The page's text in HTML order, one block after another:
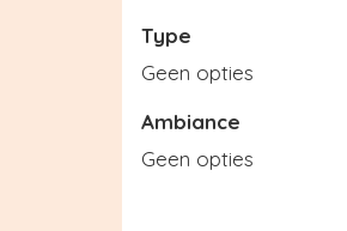
Type
Geen opties
Ambiance
Geen opties